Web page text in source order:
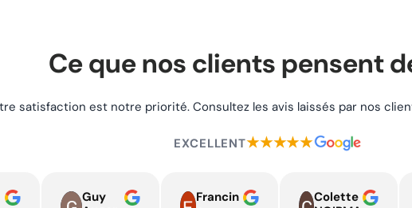
Ce que nos clients pensent
satisfaction est notre priorité. Consultez les avis laissés par nos
EXCELLENT★★★★★
Guy
Francin
Colette